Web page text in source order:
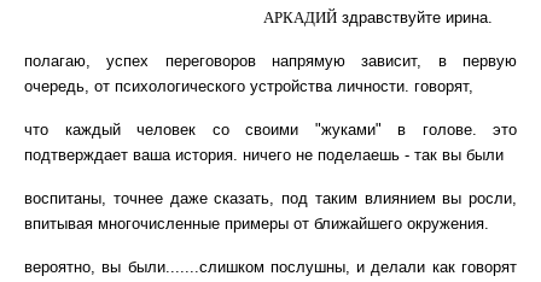
АРКАДИЙ здравствуйте ирина.
полагаю, успех переговоров напрямую зависит, в первую
очередь, от психологического устройства личности. говорят,
что каждый человек со своими "жуками" в голове. это
подтверждает ваша история. ничего не поделаешь - так вы были
воспитаны, точнее даже сказать, под таким влиянием вы росли,
впитывая многочисленные примеры от ближайшего окружения.
вероятно, вы были.......слишком послушны, иделали как говорят